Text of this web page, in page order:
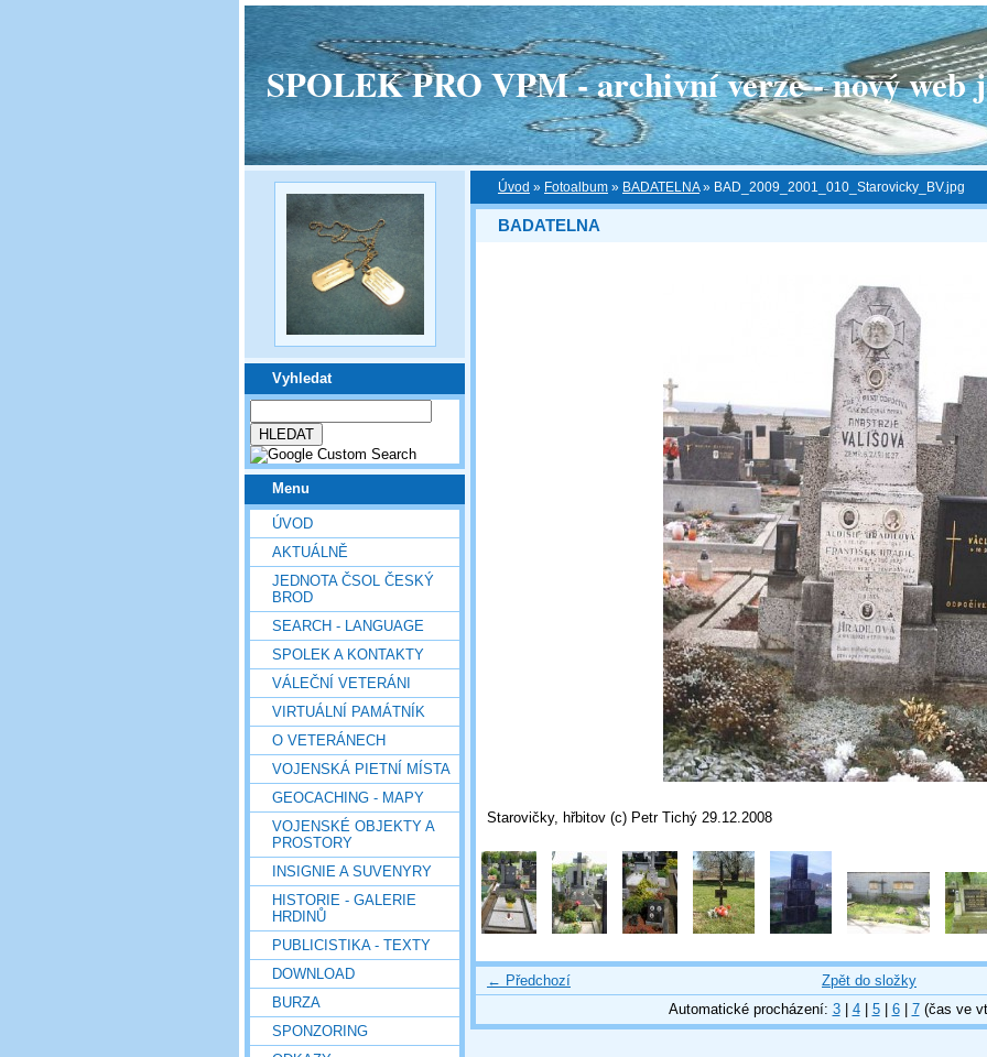
SPOLEK PRO VPM - archivní verze - nový web
Vyhledat
Menu
ÚVOD
AKTUÁLNĚ
JEDNOTA ČSOL ČESKÝ
BROD
SEARCH - LANGUAGE
SPOLEK A KONTAKTY
VÁLEČNÍ VETERÁNI
VIRTUÁLNÍ PAMÁTNÍK
O VETERÁNECH
VOJENSKÁ PIETNÍ MÍSTA
GEOCACHING - MAPY
VOJENSKÉ OBJEKTY A
PROSTORY
INSIGNIE A SUVENYRY
HISTORIE - GALERIE
HRDINŮ
PUBLICISTIKA - TEXTY
DOWNLOAD
BURZA
SPONZORING
Úvod » Fotoalbum » BADATELNA» BAD_2009_2001_010_Starovicky_BV.jpg
BADATELNA
Starovičky, hřbitov (c) Petr Tichý 29.12.2008
← Předchozí
Zpět do složky
Automatické procházení: 3| 4| 5| 6| 7(čas ve